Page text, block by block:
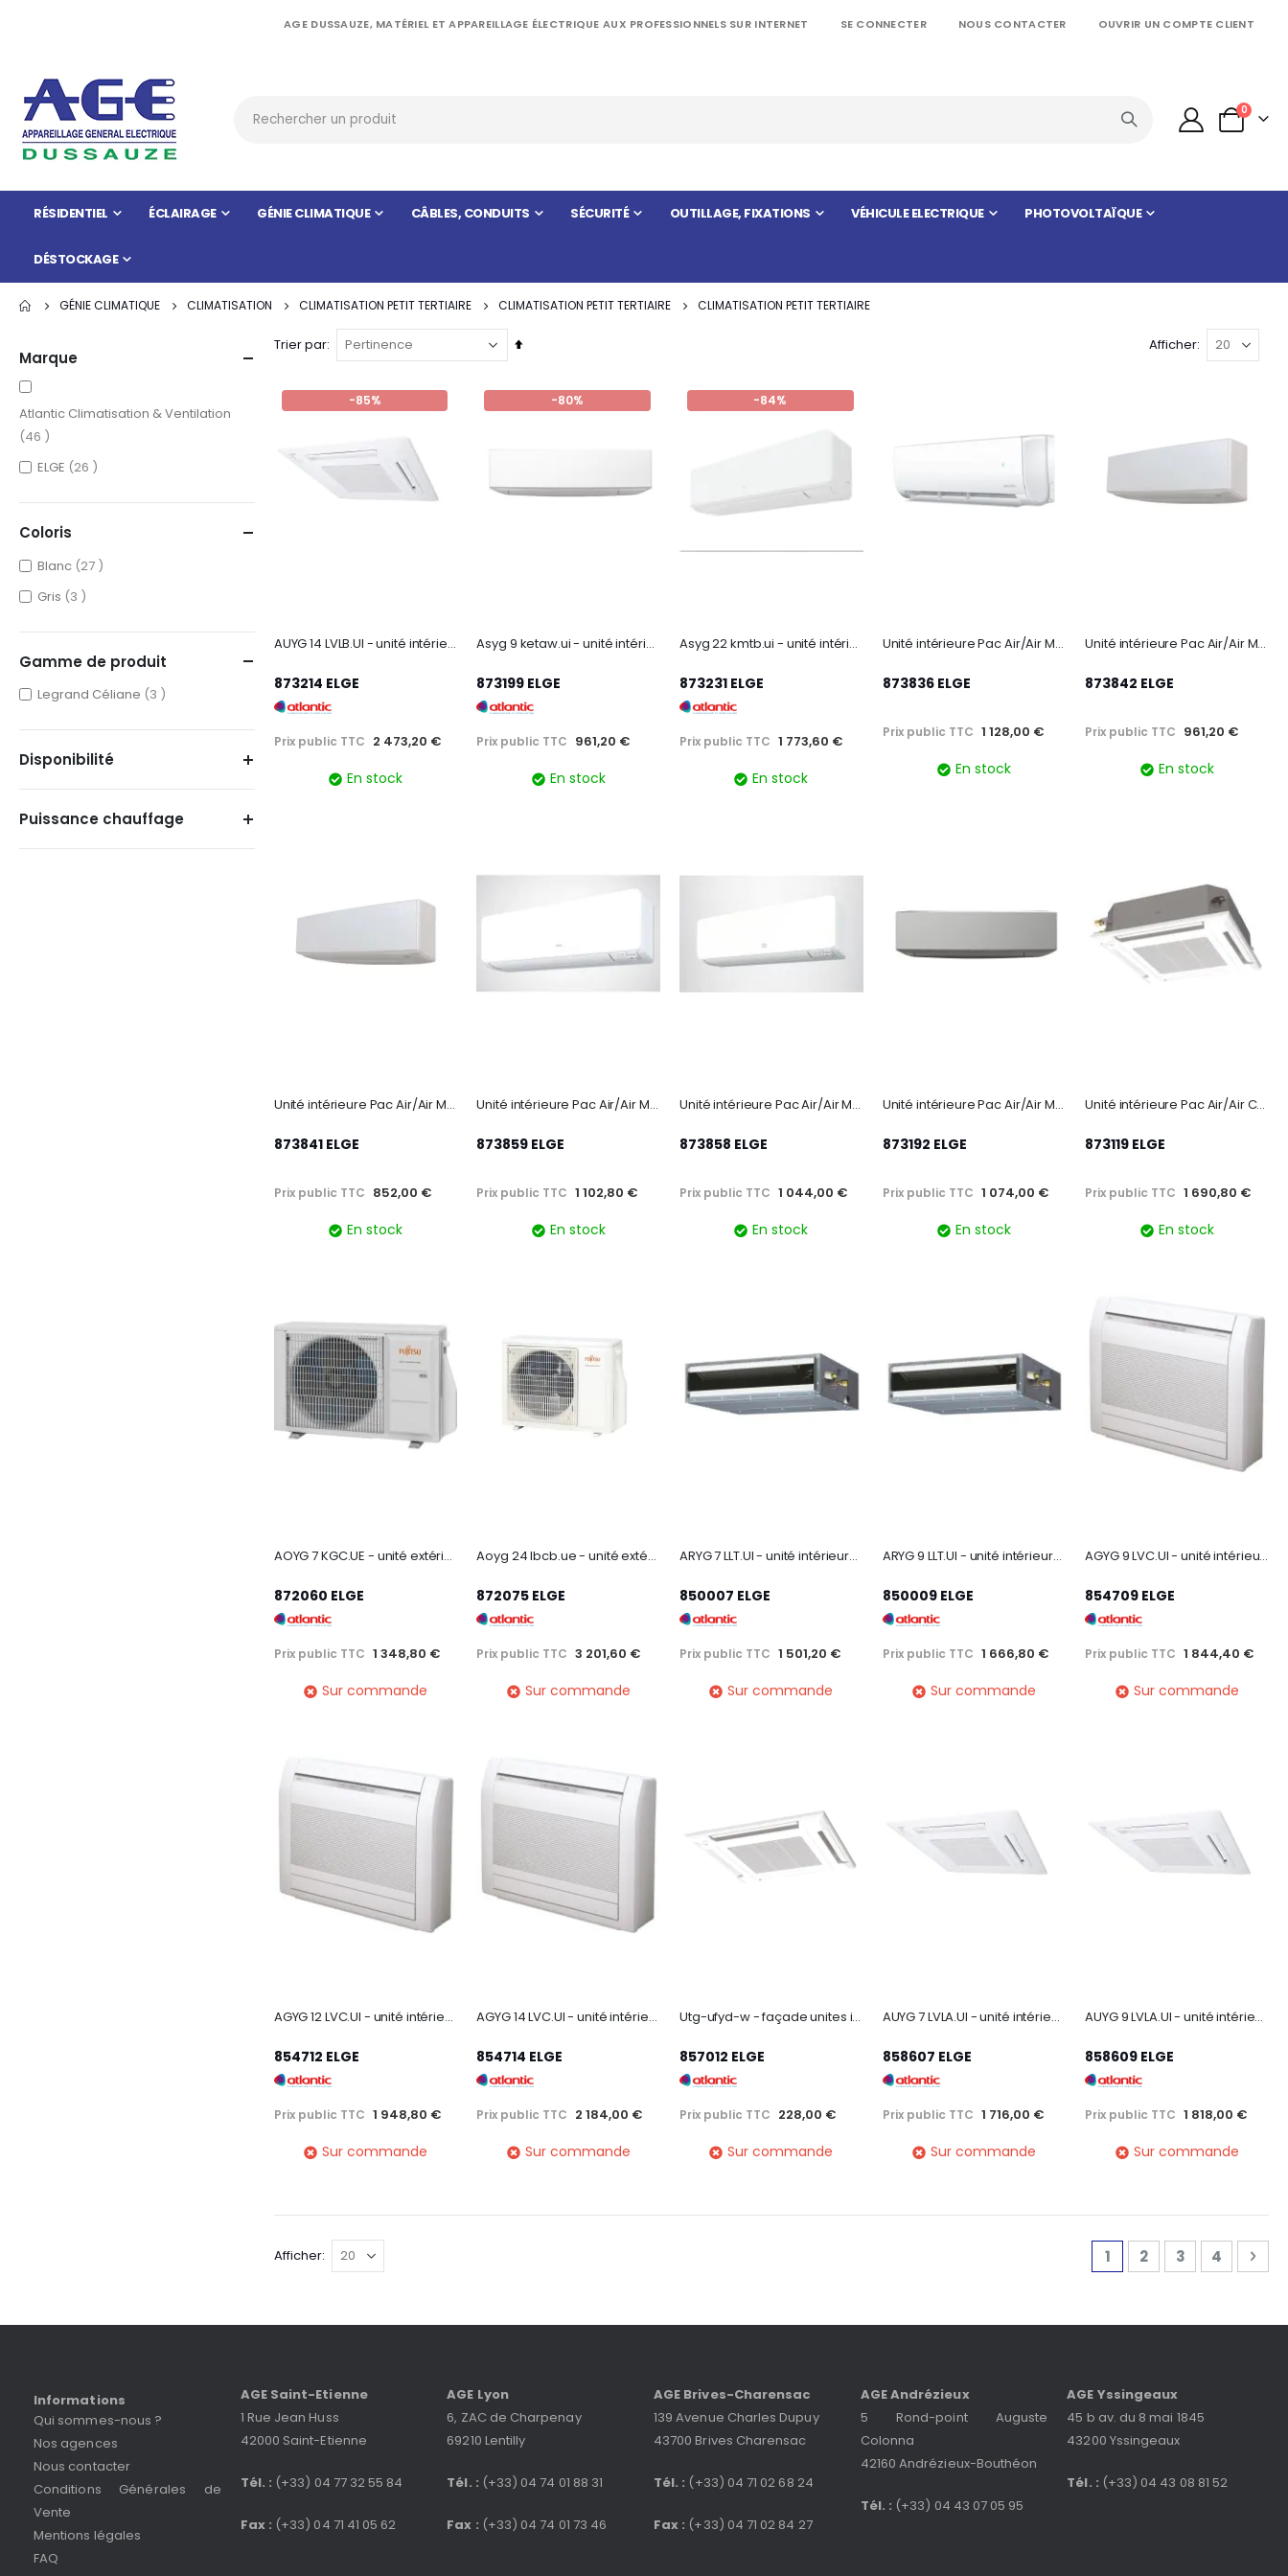
AGE DUSSAUZE, MATÉRIEL ET APPAREILLAGE ÉLECTRIQUE AUX PROFESSIONNELS SUR INTERNET SE CONNECTER NOUS CONTACTER OUVRIR UN COMPTE CLIENT
Panier
0articles
RÉSIDENTIEL ÉCLAIRAGE GÉNIE CLIMATIQUE CÂBLES, CONDUITS SÉCURITÉ OUTILLAGE, FIXATIONS VÉHICULE ELECTRIQUE PHOTOVOLTAÏQUE
DÉSTOCKAGE
GÉNIE CLIMATIQUE CLIMATISATION CLIMATISATION PETIT TERTIAIRE CLIMATISATION PETIT TERTIAIRE CLIMATISATION PETIT TERTIAIRE
Trier par
Par
décroissant
Afficher
-85%
AUYG 14 LVLB.UI - unité intérieure climatiseur cassette 600x600 4300W
873214 ELGE
Prix public TTC 2 473,20 €
En stock
-80%
Asyg 9 ketaw.ui - unité intérieure murale takao line graphic white 2500w
873199 ELGE
Prix public TTC 961,20 €
En stock
-84%
Asyg 22 kmtb.ui - unité intérieure climatiseur mural takao m2 6000w r32
873231 ELGE
Prix public TTC 1 773,60 €
En stock
Unité intérieure Pac Air/Air Murale R32 - ZENKEO - 5200W
873836 ELGE
Prix public TTC 1 128,00 €
En stock
Unité intérieure Pac Air/Air Murale R32 - TAKAO LINE - 2500W
873842 ELGE
Prix public TTC 961,20 €
En stock
Unité intérieure Pac Air/Air Murale R32 - TAKAO LINE - 2000W
873841 ELGE
Prix public TTC 852,00 €
En stock
Unité intérieure Pac Air/Air Murale R32 - TAKAO M3 - 3400W
873859 ELGE
Prix public TTC 1 102,80 €
En stock
Unité intérieure Pac Air/Air Murale R32 - TAKAO M3 - 2500W
873858 ELGE
Prix public TTC 1 044,00 €
En stock
Unité intérieure Pac Air/Air Murale R32 - TAKAO LINE - 3400W
873192 ELGE
Prix public TTC 1 074,00 €
En stock
Unité intérieure Pac Air/Air Cassette 600x600 R32 - INITIALE
873119 ELGE
Prix public TTC 1 690,80 €
En stock
AOYG 7 KGC.UE - unité extérieure climatiseur mural Takao M3 2000W R32
872060 ELGE
Prix public TTC 1 348,80 €
Sur commande
Aoyg 24 lbcb.ue - unité extérieure climatiseur inv 6800w
872075 ELGE
Prix public TTC 3 201,60 €
Sur commande
ARYG 7 LLT.UI - unité intérieure climatiseur gainable carrossable 2100W
850007 ELGE
Prix public TTC 1 501,20 €
Sur commande
ARYG 9 LLT.UI - unité intérieure climatiseur gainable carrossable 2600W
850009 ELGE
Prix public TTC 1 666,80 €
Sur commande
AGYG 9 LVC.UI - unité intérieure climatiseur console compacte 2600W
854709 ELGE
Prix public TTC 1 844,40 €
Sur commande
AGYG 12 LVC.UI - unité intérieure climatiseur console compacte 3500W
854712 ELGE
Prix public TTC 1 948,80 €
Sur commande
AGYG 14 LVC.UI - unité intérieure climatiseur console compacte 4200W
854714 ELGE
Prix public TTC 2 184,00 €
Sur commande
Utg-ufyd-w - façade unites interieures climatiseurs cassettes 600x600
857012 ELGE
Prix public TTC 228,00 €
Sur commande
AUYG 7 LVLA.UI - unité intérieure climatiseur cassette 600x600 2100W
858607 ELGE
Prix public TTC 1 716,00 €
Sur commande
AUYG 9 LVLA.UI - unité intérieure climatiseur cassette 600x600 2600W
858609 ELGE
Prix public TTC 1 818,00 €
Sur commande
Page
Vous lisez
1 Page
2 Page
3 Page
4
Afficher
Marque
Atlantic Climatisation & Ventilation
46 items
ELGE 26 items
Coloris
Blanc 27 items
Gris 3 items
Gamme de produit
Legrand Céliane 3 items
Disponibilité
Puissance chauffage
Informations
Qui sommes-nous ?
Nos agences
Nous contacter
Conditions Générales de
Vente
Mentions légales
FAQ
AGE Saint-Etienne
1 Rue Jean Huss
42000 Saint-Etienne
Tél. : (+33) 04 77 32 55 84
Fax : (+33) 04 71 41 05 62
AGE Lyon
6, ZAC de Charpenay
69210 Lentilly
Tél. : (+33) 04 74 01 88 31
Fax : (+33) 04 74 01 73 46
AGE Brives-Charensac
139 Avenue Charles Dupuy
43700 Brives Charensac
Tél. : (+33) 04 71 02 68 24
Fax : (+33) 04 71 02 84 27
AGE Andrézieux
5 Rond-point Auguste
Colonna
42160 Andrézieux-Bouthéon
Tél. : (+33) 04 43 07 05 95
AGE Yssingeaux
45 b av. du 8 mai 1845
43200 Yssingeaux
Tél. : (+33) 04 43 08 81 52